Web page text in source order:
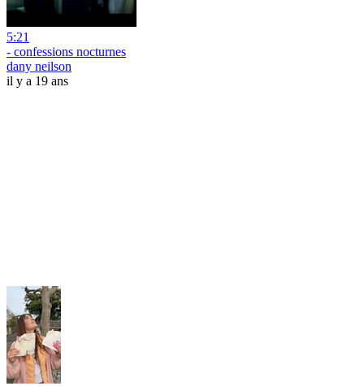
5:21
- confessions nocturnes
dany neilson
il y a 19 ans